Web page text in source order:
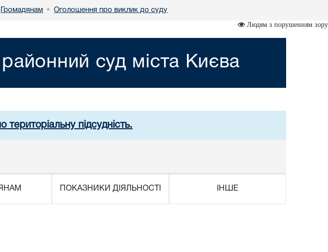
Громадянам • Оголошення про виклик до суду
Людям з порушенням зору
суд міста Києва
територіальну підсудність.
ПОКАЗНИКИ ДІЯЛЬНОСТІ ІНШЕ